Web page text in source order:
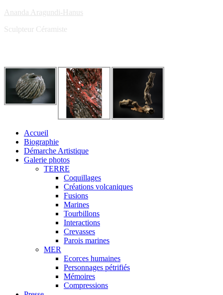
Ananda Aragundi-Hanus
Sculpteur Céramiste
Accueil
Biographie
Démarche Artistique
Galerie photos
TERRE
Coquillages
Créations volcaniques
Fusions
Marines
Tourbillons
Interactions
Crevasses
Parois marines
MER
Ecorces humaines
Personnages pétrifiés
Mémoires
Compressions